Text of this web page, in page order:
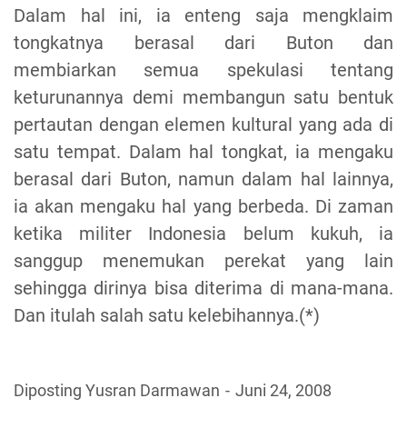
Dalam hal ini, ia enteng saja mengklaim
tongkatnya berasal dari Buton dan
membiarkan semua spekulasi tentang
keturunannya demi membangun satu bentuk
pertautan dengan elemen kultural yang ada di
satu tempat. Dalam hal tongkat, ia mengaku
berasal dari Buton, namun dalam hal lainnya,
ia akan mengaku hal yang berbeda. Di zaman
ketika militer Indonesia belum kukuh, ia
sanggup menemukan perekat yang lain
sehingga dirinya bisa diterima di mana-mana.
Dan itulah salah satu kelebihannya.(*)
Diposting Yusran Darmawan Juni 24, 2008